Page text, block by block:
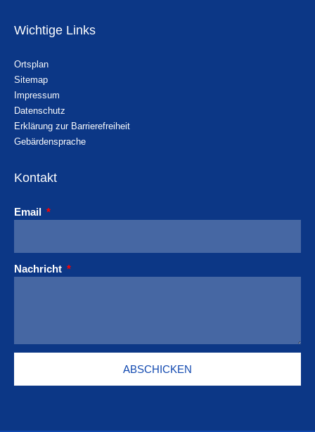
Wichtige Links
Ortsplan
Sitemap
Impressum
Datenschutz
Erklärung zur Barrierefreiheit
Gebärdensprache
Kontakt
Email
Nachricht
ABSCHICKEN